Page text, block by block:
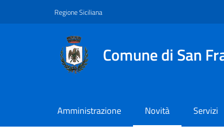
Regione Siciliana
Comune di San
Amministrazione Novità Servizi